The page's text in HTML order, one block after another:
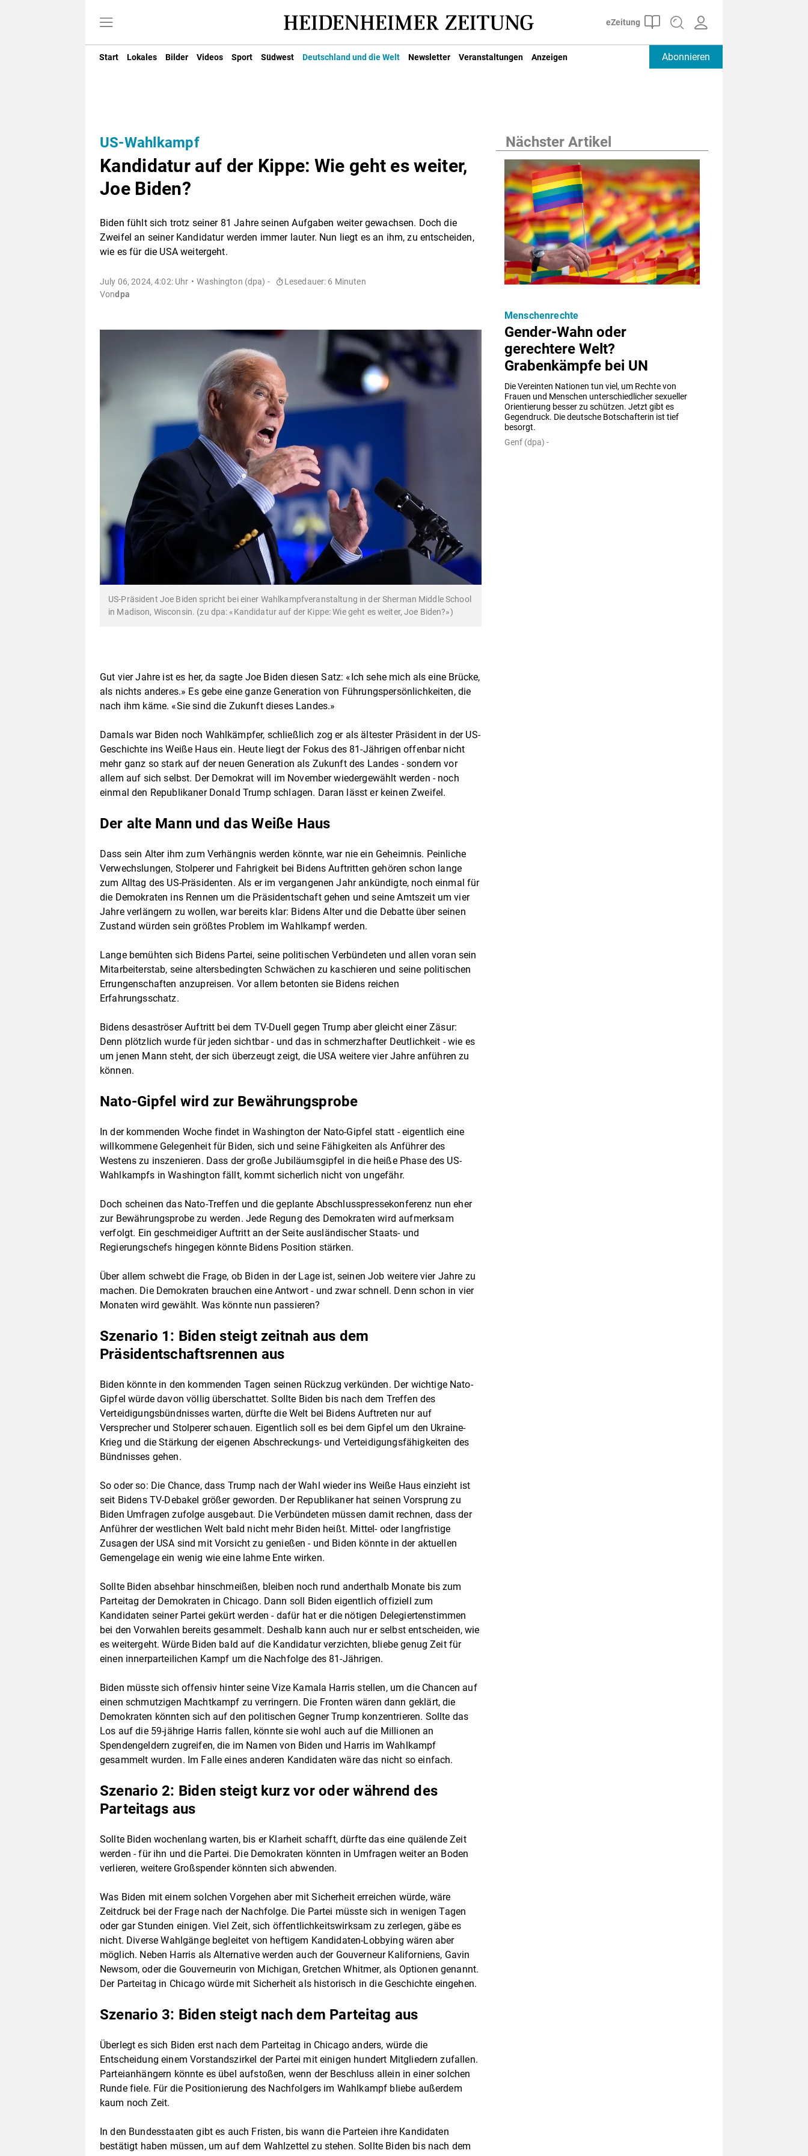
Start Lokales Bilder Videos Sport Südwest Deutschland und die Welt Newsletter Veranstaltungen Anzeigen Abonnieren
US-Wahlkampf
Kandidatur auf der Kippe: Wie geht es weiter,
Joe Biden?
Biden fühlt sich trotz seiner 81 Jahre seinen Aufgaben weiter gewachsen. Doch die
Zweifel an seiner Kandidatur werden immer lauter. Nun liegt es an ihm, zu entscheiden,
wie es für die USA weitergeht.
July 06, 2024, 4:02: Uhr Washington (dpa) -
Lesedauer: 6 Minuten
Vondpa
US-Präsident Joe Biden spricht bei einer Wahlkampfveranstaltung in der Sherman Middle School
in Madison, Wisconsin. (zu dpa: «Kandidatur auf der Kippe: Wie geht es weiter, Joe Biden?»)
Gut vier Jahre ist es her, da sagte Joe Biden diesen Satz: «Ich sehe mich als eine Brücke,
als nichts anderes.» Es gebe eine ganze Generation von Führungspersönlichkeiten, die
nach ihm käme. «Sie sind die Zukunft dieses Landes.»
Damals war Biden noch Wahlkämpfer, schließlich zog er als ältester Präsident in der US-
Geschichte ins Weiße Haus ein. Heute liegt der Fokus des 81-Jährigen offenbar nicht
mehr ganz so stark auf der neuen Generation als Zukunft des Landes - sondern vor
allem auf sich selbst. Der Demokrat will im November wiedergewählt werden - noch
einmal den Republikaner Donald Trump schlagen. Daran lässt er keinen Zweifel.
Der alte Mann und das Weiße Haus
Dass sein Alter ihm zum Verhängnis werden könnte, war nie ein Geheimnis. Peinliche
Verwechslungen, Stolperer und Fahrigkeit bei Bidens Auftritten gehören schon lange
zum Alltag des US-Präsidenten. Als er im vergangenen Jahr ankündigte, noch einmal für
die Demokraten ins Rennen um die Präsidentschaft gehen und seine Amtszeit um vier
Jahre verlängern zu wollen, war bereits klar: Bidens Alter und die Debatte über seinen
Zustand würden sein größtes Problem im Wahlkampf werden.
Lange bemühten sich Bidens Partei, seine politischen Verbündeten und allen voran sein
Mitarbeiterstab, seine altersbedingten Schwächen zu kaschieren und seine politischen
Errungenschaften anzupreisen. Vor allem betonten sie Bidens reichen
Erfahrungsschatz.
Bidens desaströser Auftritt bei dem TV-Duell gegen Trump aber gleicht einer Zäsur:
Denn plötzlich wurde für jeden sichtbar - und das in schmerzhafter Deutlichkeit - wie es
um jenen Mann steht, der sich überzeugt zeigt, die USA weitere vier Jahre anführen zu
können.
Nato-Gipfel wird zur Bewährungsprobe
In der kommenden Woche findet in Washington der Nato-Gipfel statt - eigentlich eine
willkommene Gelegenheit für Biden, sich und seine Fähigkeiten als Anführer des
Westens zu inszenieren. Dass der große Jubiläumsgipfel in die heiße Phase des US-
Wahlkampfs in Washington fällt, kommt sicherlich nicht von ungefähr.
Doch scheinen das Nato-Treffen und die geplante Abschlusspressekonferenz nun eher
zur Bewährungsprobe zu werden. Jede Regung des Demokraten wird aufmerksam
verfolgt. Ein geschmeidiger Auftritt an der Seite ausländischer Staats- und
Regierungschefs hingegen könnte Bidens Position stärken.
Über allem schwebt die Frage, ob Biden in der Lage ist, seinen Job weitere vier Jahre zu
machen. Die Demokraten brauchen eine Antwort - und zwar schnell. Denn schon in vier
Monaten wird gewählt. Was könnte nun passieren?
Szenario 1: Biden steigt zeitnah aus dem
Präsidentschaftsrennen aus
Biden könnte in den kommenden Tagen seinen Rückzug verkünden. Der wichtige Nato-
Gipfel würde davon völlig überschattet. Sollte Biden bis nach dem Treffen des
Verteidigungsbündnisses warten, dürfte die Welt bei Bidens Auftreten nur auf
Versprecher und Stolperer schauen. Eigentlich soll es bei dem Gipfel um den Ukraine-
Krieg und die Stärkung der eigenen Abschreckungs- und Verteidigungsfähigkeiten des
Bündnisses gehen.
So oder so: Die Chance, dass Trump nach der Wahl wieder ins Weiße Haus einzieht ist
seit Bidens TV-Debakel größer geworden. Der Republikaner hat seinen Vorsprung zu
Biden Umfragen zufolge ausgebaut. Die Verbündeten müssen damit rechnen, dass der
Anführer der westlichen Welt bald nicht mehr Biden heißt. Mittel- oder langfristige
Zusagen der USA sind mit Vorsicht zu genießen - und Biden könnte in der aktuellen
Gemengelage ein wenig wie eine lahme Ente wirken.
Sollte Biden absehbar hinschmeißen, bleiben noch rund anderthalb Monate bis zum
Parteitag der Demokraten in Chicago. Dann soll Biden eigentlich offiziell zum
Kandidaten seiner Partei gekürt werden - dafür hat er die nötigen Delegiertenstimmen
bei den Vorwahlen bereits gesammelt. Deshalb kann auch nur er selbst entscheiden, wie
es weitergeht. Würde Biden bald auf die Kandidatur verzichten, bliebe genug Zeit für
einen innerparteilichen Kampf um die Nachfolge des 81-Jährigen.
Biden müsste sich offensiv hinter seine Vize Kamala Harris stellen, um die Chancen auf
einen schmutzigen Machtkampf zu verringern. Die Fronten wären dann geklärt, die
Demokraten könnten sich auf den politischen Gegner Trump konzentrieren. Sollte das
Los auf die 59-jährige Harris fallen, könnte sie wohl auch auf die Millionen an
Spendengeldern zugreifen, die im Namen von Biden und Harris im Wahlkampf
gesammelt wurden. Im Falle eines anderen Kandidaten wäre das nicht so einfach.
Szenario 2: Biden steigt kurz vor oder während des
Parteitags aus
Sollte Biden wochenlang warten, bis er Klarheit schafft, dürfte das eine quälende Zeit
werden - für ihn und die Partei. Die Demokraten könnten in Umfragen weiter an Boden
verlieren, weitere Großspender könnten sich abwenden.
Was Biden mit einem solchen Vorgehen aber mit Sicherheit erreichen würde, wäre
Zeitdruck bei der Frage nach der Nachfolge. Die Partei müsste sich in wenigen Tagen
oder gar Stunden einigen. Viel Zeit, sich öffentlichkeitswirksam zu zerlegen, gäbe es
nicht. Diverse Wahlgänge begleitet von heftigem Kandidaten-Lobbying wären aber
möglich. Neben Harris als Alternative werden auch der Gouverneur Kaliforniens, Gavin
Newsom, oder die Gouverneurin von Michigan, Gretchen Whitmer, als Optionen genannt.
Der Parteitag in Chicago würde mit Sicherheit als historisch in die Geschichte eingehen.
Szenario 3: Biden steigt nach dem Parteitag aus
Überlegt es sich Biden erst nach dem Parteitag in Chicago anders, würde die
Entscheidung einem Vorstandszirkel der Partei mit einigen hundert Mitgliedern zufallen.
Parteianhängern könnte es übel aufstoßen, wenn der Beschluss allein in einer solchen
Runde fiele. Für die Positionierung des Nachfolgers im Wahlkampf bliebe außerdem
kaum noch Zeit.
In den Bundesstaaten gibt es auch Fristen, bis wann die Parteien ihre Kandidaten
bestätigt haben müssen, um auf dem Wahlzettel zu stehen. Sollte Biden bis nach dem
Nächster Artikel
Gender-Wahn oder
gerechtere Welt?
Grabenkämpfe bei UN
Die Vereinten Nationen tun viel, um Rechte von
Frauen und Menschen unterschiedlicher sexueller
Orientierung besser zu schützen. Jetzt gibt es
Gegendruck. Die deutsche Botschafterin ist tief
besorgt.
Menschenrechte
Genf (dpa) -